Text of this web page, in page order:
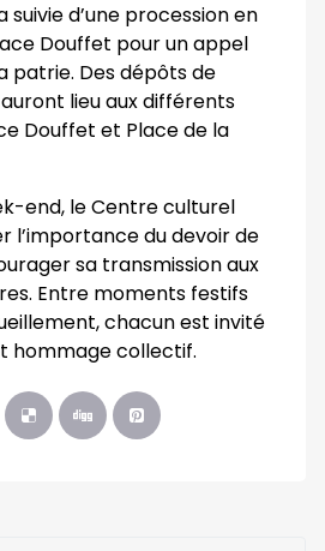
suivie d’une procession en
Douffet pour un appel
patrie. Des dépôts de
lieu aux différents
Douffet et Place de la
end, le Centre culturel
l’importance du devoir de
sa transmission aux
Entre moments festifs
chacun est invité
hommage collectif.